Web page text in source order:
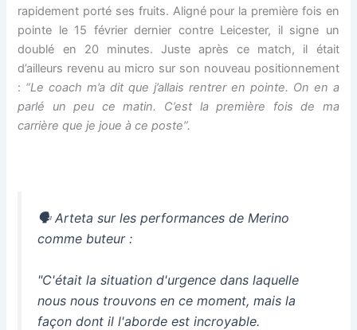
rapidement porté ses fruits. Aligné pour la première fois en
pointe le 15 février dernier contre Leicester, il signe un
doublé en 20 minutes. Juste après ce match, il était
d’ailleurs revenu au micro sur son nouveau positionnement
: “Le coach m’a dit que j’allais rentrer en pointe. On en a
parlé un peu ce matin. C’est la première fois de ma
carrière que je joue à ce poste”.
🗣️ Arteta sur les performances de Merino
comme buteur :
"C'était la situation d'urgence dans laquelle
nous nous trouvons en ce moment, mais la
façon dont il l'aborde est incroyable.